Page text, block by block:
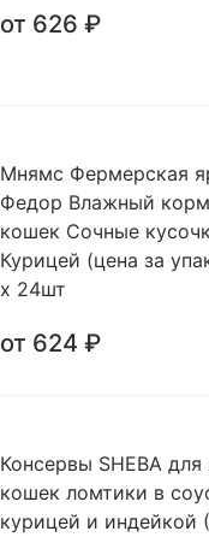
от 626 ₽
Мнямс Фермерская
Федор Влажный
кошек Сочные
Курицей (цена за
х 24шт
от 624 ₽
Консервы SHEBA
кошек ломтики в
курицей и индейкой